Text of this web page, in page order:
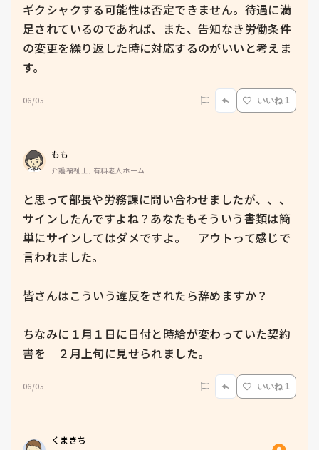
ギクシャクする可能性は否定できません。待遇に満
足されているのであれば、また、告知なき労働条件
の変更を繰り返した時に対応するのがいいと考えま
す。
06/05 いいね 1
もも
介護福祉士, 有料老人ホーム
と思って部長や労務課に問い合わせましたが、、、
サインしたんですよね？あなたもそういう書類は簡
単にサインしてはダメですよ。　アウトって感じで
言われました。
皆さんはこういう違反をされたら辞めますか？
ちなみに１月１日に日付と時給が変わっていた契約
書を　２月上旬に見せられました。
06/05 いいね 1
くまきち